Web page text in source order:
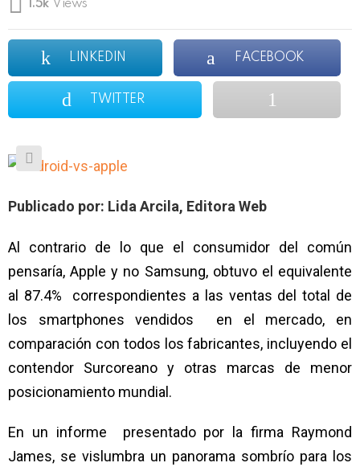
1.5k Views
LINKEDIN FACEBOOK
TWITTER
Publicado por: Lida Arcila, Editora Web
Al contrario de lo que el consumidor del común
pensaría, Apple y no Samsung, obtuvo el equivalente
al 87.4% correspondientes a las ventas del total de
los smartphones vendidos en el mercado, en
comparación con todos los fabricantes, incluyendo el
contendor Surcoreano y otras marcas de menor
posicionamiento mundial.
En un informe presentado por la firma Raymond
James, se vislumbra un panorama sombrío para los